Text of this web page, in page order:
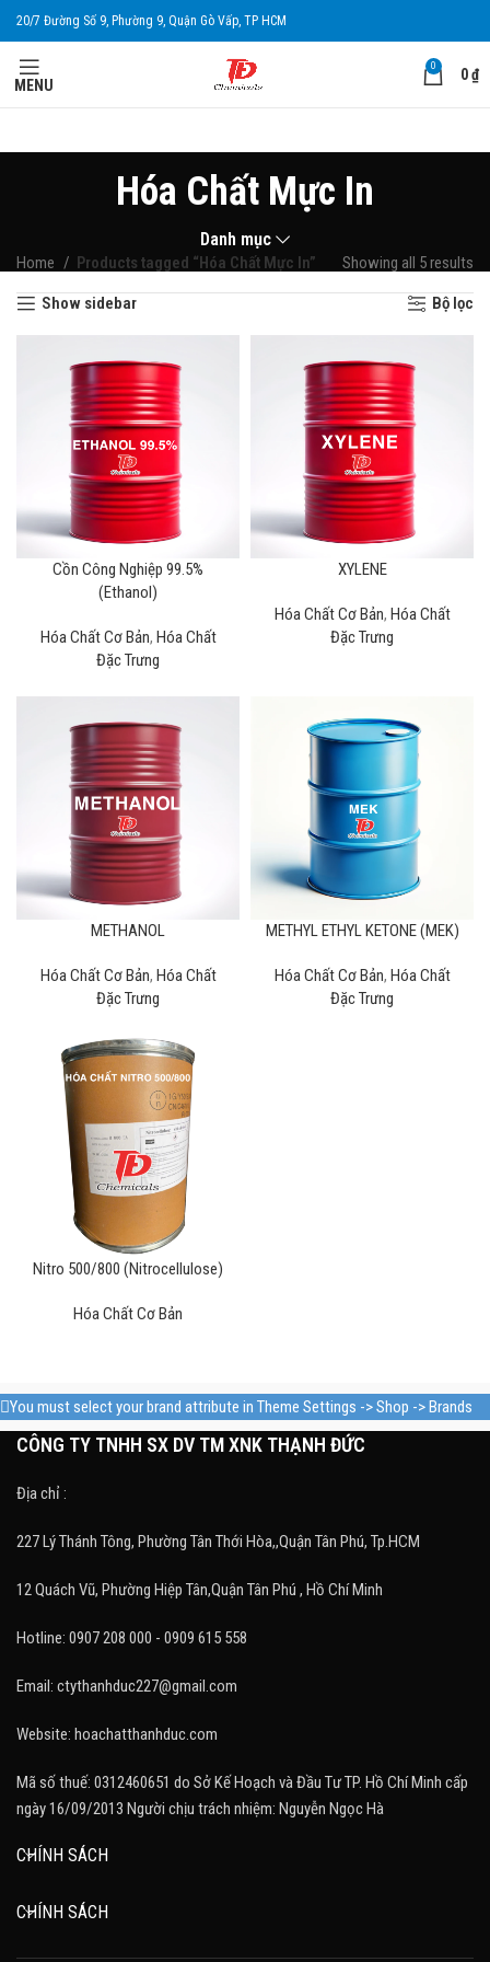
20/7 Đường Số 9, Phường 9, Quận Gò Vấp, TP HCM
MENU
0 0₫
Hóa Chất Mực In
Danh mục
Home Products tagged “Hóa Chất Mực In” Showing all 5 results
Show sidebar Bộ lọc
Cồn Công Nghiệp 99.5%
(Ethanol)
Hóa Chất Cơ Bản, Hóa Chất
Đặc Trưng
XYLENE
Hóa Chất Cơ Bản, Hóa Chất
Đặc Trưng
METHANOL
Hóa Chất Cơ Bản, Hóa Chất
Đặc Trưng
METHYL ETHYL KETONE (MEK)
Hóa Chất Cơ Bản, Hóa Chất
Đặc Trưng
Nitro 500/800 (Nitrocellulose)
Hóa Chất Cơ Bản
You must select your brand attribute in Theme Settings -> Shop -> Brands
CÔNG TY TNHH SX DV TM XNK THẠNH ĐỨC
Địa chỉ :
227 Lý Thánh Tông, Phường Tân Thới Hòa,,Quận Tân Phú, Tp.HCM
12 Quách Vũ, Phường Hiệp Tân,Quận Tân Phú , Hồ Chí Minh
Hotline: 0907 208 000 - 0909 615 558
Email: ctythanhduc227@gmail.com
Website: hoachatthanhduc.com
Mã số thuế: 0312460651 do Sở Kế Hoạch và Đầu Tư TP. Hồ Chí Minh cấp
ngày 16/09/2013 Người chịu trách nhiệm: Nguyễn Ngọc Hà
CHÍNH SÁCH
CHÍNH SÁCH